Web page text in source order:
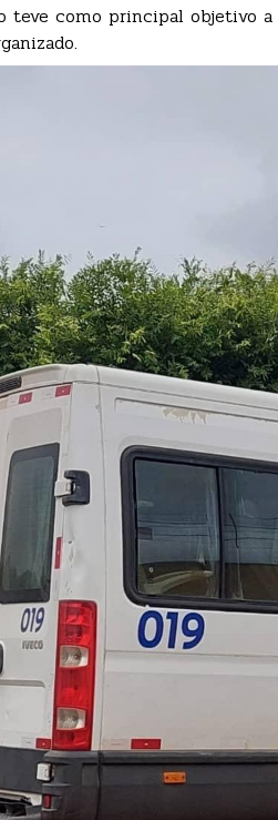
teve como principal objetivo